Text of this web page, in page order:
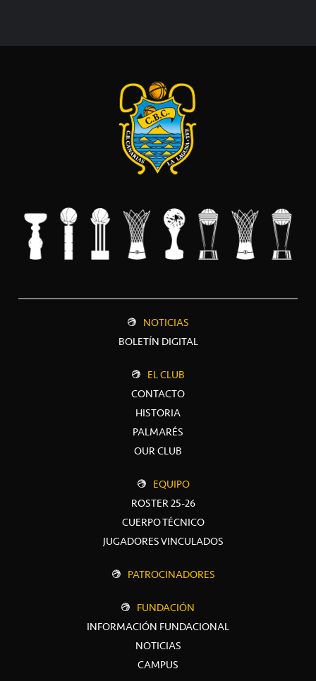
NOTICIAS
BOLETÍN DIGITAL
EL CLUB
CONTACTO
HISTORIA
PALMARÉS
OUR CLUB
EQUIPO
ROSTER 25-26
CUERPO TÉCNICO
JUGADORES VINCULADOS
PATROCINADORES
FUNDACIÓN
INFORMACIÓN FUNDACIONAL
NOTICIAS
CAMPUS